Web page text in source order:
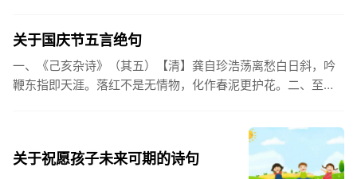
关于国庆节五言绝句
一、《己亥杂诗》（其五）【清】龚自珍浩荡离愁白日斜，吟
鞭东指即天涯。落红不是无情物，化作春泥更护花。二、至今
关于祝愿孩子未来可期的诗句